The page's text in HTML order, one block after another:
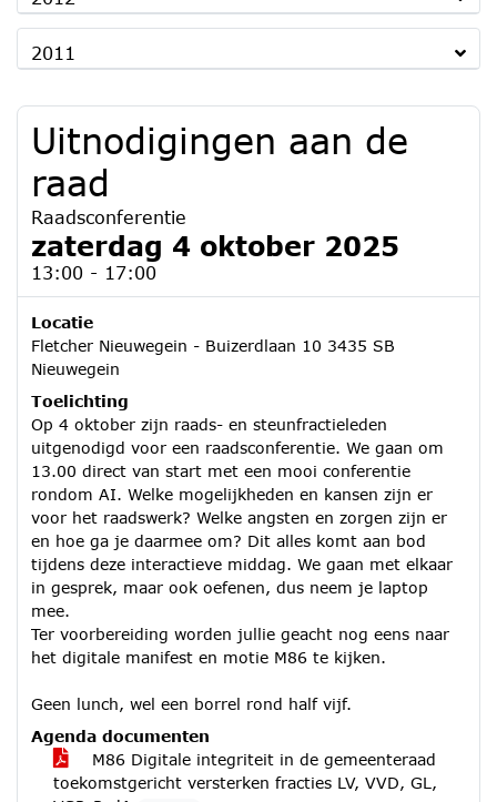
2011
Uitnodigingen aan de
raad
Raadsconferentie
zaterdag 4 oktober 2025
13:00 - 17:00
Locatie
Fletcher Nieuwegein - Buizerdlaan 10 3435 SB
Nieuwegein
Toelichting
Op 4 oktober zijn raads- en steunfractieleden
uitgenodigd voor een raadsconferentie. We gaan om
13.00 direct van start met een mooi conferentie
rondom AI. Welke mogelijkheden en kansen zijn er
voor het raadswerk? Welke angsten en zorgen zijn er
en hoe ga je daarmee om? Dit alles komt aan bod
tijdens deze interactieve middag. We gaan met elkaar
in gesprek, maar ook oefenen, dus neem je laptop
mee.
Ter voorbereiding worden jullie geacht nog eens naar
het digitale manifest en motie M86 te kijken.
Geen lunch, wel een borrel rond half vijf.
Agenda documenten
M86 Digitale integriteit in de gemeenteraad
toekomstgericht versterken fracties LV, VVD, GL,